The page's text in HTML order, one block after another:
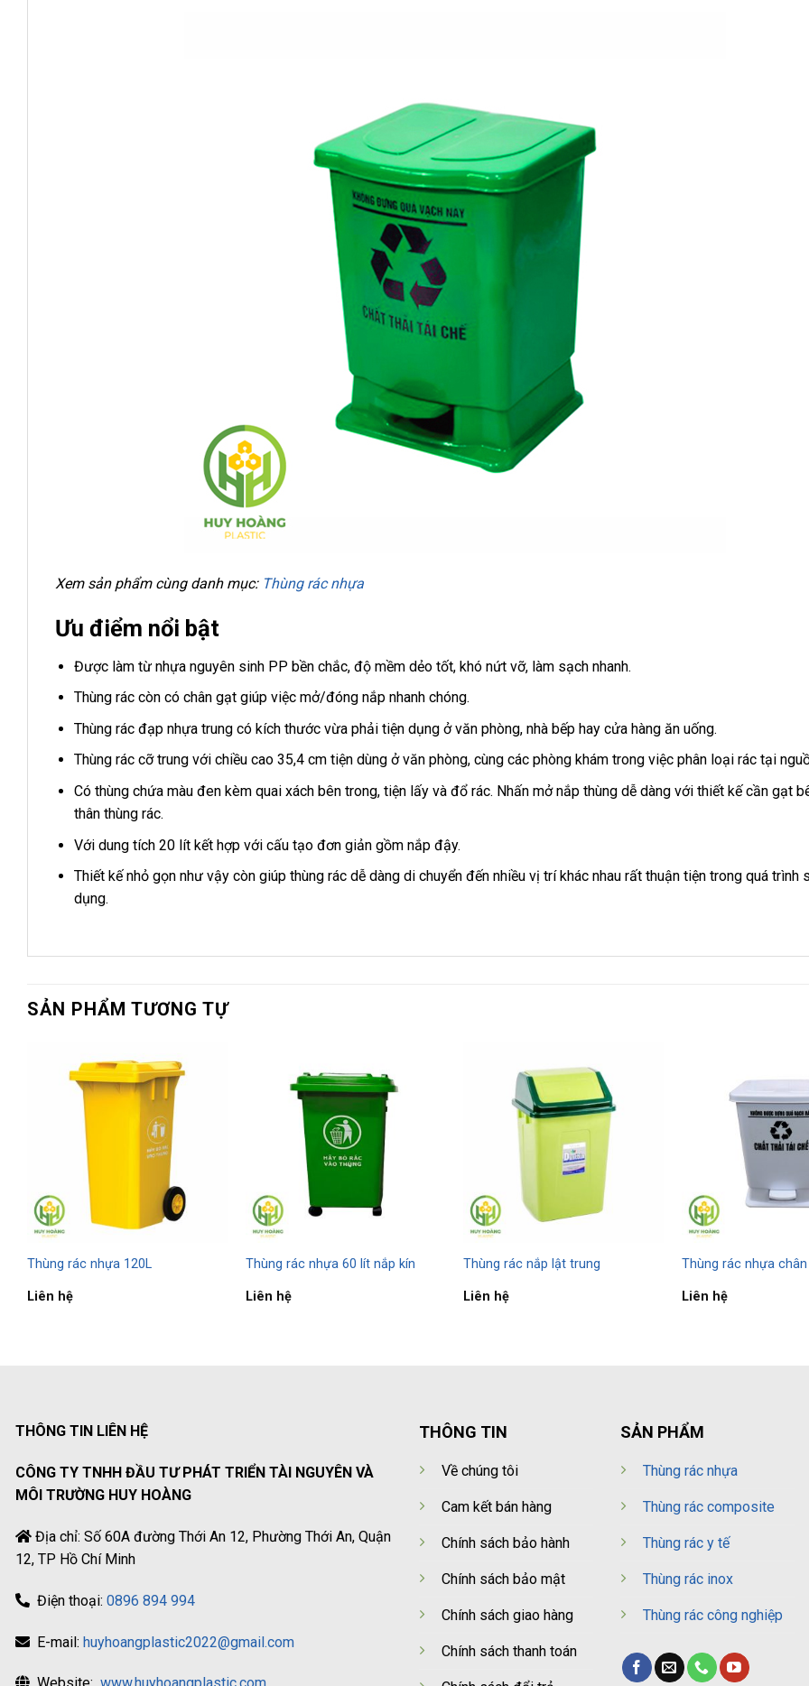
Xem sản phẩm cùng danh mục: Thùng rác nhựa
Ưu điểm nổi bật
Được làm từ nhựa nguyên sinh PP bền chắc, độ mềm dẻo tốt, khó nứt vỡ, làm sạch nhanh.
Thùng rác còn có chân gạt giúp việc mở/đóng nắp nhanh chóng.
Thùng rác đạp nhựa trung có kích thước vừa phải tiện dụng ở văn phòng, nhà bếp hay cửa hàng ăn uống.
Thùng rác cỡ trung với chiều cao 35,4 cm tiện dùng ở văn phòng, cùng các phòng khám trong việc phân loại rác tại
Có thùng chứa màu đen kèm quai xách bên trong, tiện lấy và đổ rác. Nhấn mở nắp thùng dễ dàng với thiết kế cần gạt
thân thùng rác.
Với dung tích 20 lít kết hợp với cấu tạo đơn giản gồm nắp đậy.
Thiết kế nhỏ gọn như vậy còn giúp thùng rác dễ dàng di chuyển đến nhiều vị trí khác nhau rất thuận tiện trong quá trình
dụng.
SẢN PHẨM TƯƠNG TỰ
Thùng rác nhựa 120L
Liên hệ
Thùng rác nhựa 60 lít nắp kín
Liên hệ
Thùng rác nắp lật trung
Liên hệ
Thùng rác nhựa
Liên hệ
THÔNG TIN LIÊN HỆ
CÔNG TY TNHH ĐẦU TƯ PHÁT TRIỂN TÀI NGUYÊN VÀ
MÔI TRƯỜNG HUY HOÀNG
Địa chỉ: Số 60A đường Thới An 12, Phường Thới An, Quận
12, TP Hồ Chí Minh
Điện thoại: 0896 894 994
E-mail: huyhoangplastic2022@gmail.com
THÔNG TIN
Về chúng tôi
Cam kết bán hàng
Chính sách bảo hành
Chính sách bảo mật
Chính sách giao hàng
Chính sách thanh toán
SẢN PHẨM
Thùng rác nhựa
Thùng rác composite
Thùng rác y tế
Thùng rác inox
Thùng rác công nghiệp